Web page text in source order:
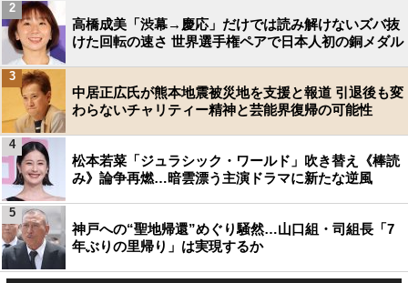
高橋成美「渋幕→慶応」だけでは読み解けないズバ抜
けた回転の速さ 世界選手権ペアで日本人初の銅メダル
2
中居正広氏が熊本地震被災地を支援と報道 引退後も変
わらないチャリティー精神と芸能界復帰の可能性
3
松本若菜「ジュラシック・ワールド」吹き替え《棒読
み》論争再燃…暗雲漂う主演ドラマに新たな逆風
4
神戸への“聖地帰還”めぐり騒然…山口組・司組長「7
年ぶりの里帰り」は実現するか
5